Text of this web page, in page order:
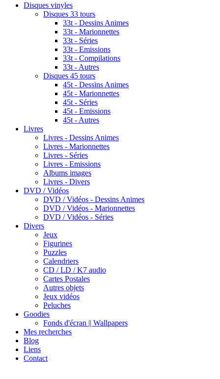
Disques vinyles
Disques 33 tours
33t - Dessins Animes
33t - Marionnettes
33t - Séries
33t - Emissions
33t - Compilations
33t - Autres
Disques 45 tours
45t - Dessins Animes
45t - Marionnettes
45t - Séries
45t - Emissions
45t - Autres
Livres
Livres - Dessins Animes
Livres - Marionnettes
Livres - Séries
Livres - Emissions
Albums images
Livres - Divers
DVD / Vidéos
DVD / Vidéos - Dessins Animes
DVD / Vidéos - Marionnettes
DVD / Vidéos - Séries
Divers
Jeux
Figurines
Puzzles
Calendriers
CD / LD / K7 audio
Cartes Postales
Autres objets
Jeux vidéos
Peluches
Goodies
Fonds d'écran || Wallpapers
Mes recherches
Blog
Liens
Contact